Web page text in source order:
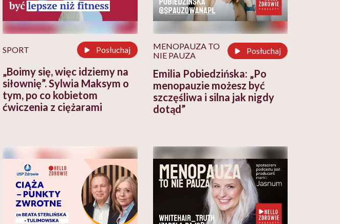
SPORT Posłuchaj
„Boimy się, więc idziemy na
siłownię”. Sylwia Maksym o
tym, po co kobietom
ćwiczenia z ciężarami
MENOPAUZA TO
NIE PAUZA
Posłuchaj
Emilia Pobiedzińska: „Po
menopauzie możesz być
szczęśliwa i silna jak nigdy
dotąd”